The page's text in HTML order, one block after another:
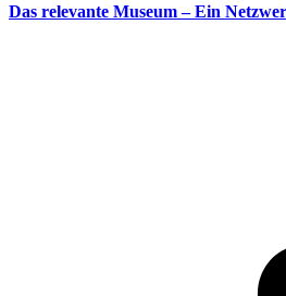
Das relevante Museum – Ein